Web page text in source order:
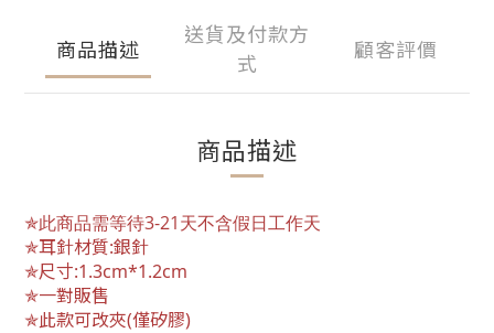
商品描述
送貨及付款方
式
顧客評價
商品描述
✯此商品需等待3-21天不含假日工作天
✯耳針材質:銀針
✯尺寸:1.3cm*1.2cm
✯一對販售
✯此款可改夾(僅矽膠)